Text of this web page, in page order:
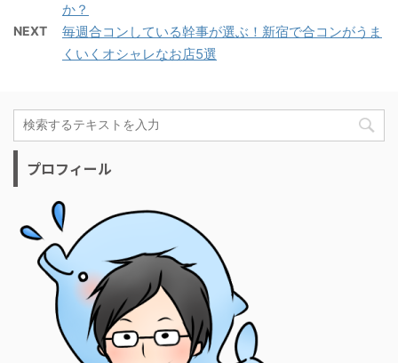
か？
NEXT
毎週合コンしている幹事が選ぶ！新宿で合コンがうま
くいくオシャレなお店5選
プロフィール